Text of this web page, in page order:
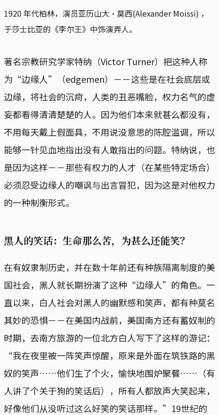
1920 年代柏林，演员亚历山大·莫西(Alexander Moissi) ，
于莎士比亚的《李尔王》中饰演弄人。
著名宗教研究学家特纳（Victor Turner）把这种人称
为“边缘人”（edgemen）－－这些是在社会底层或
边缘，将社会的沉疴，人类的丑恶嘴脸，权力名气的虚
妄都看得清清楚楚的人。因为他们本来就甚么都没有，
不用每天戴上假面具，不用说没意思的陈腔滥调，所以
能够一针见血地指出没有人敢指出的问题。特纳说，也
是因为这样－－那些有权力的人才（在某些特定场合）
必须忍受边缘人的嘲讽与出言冒犯，因为这是对他权力
的一种制衡形式。
黑人的笑话：生命那么苦，为甚么还能笑？
在有奴隶制历史，并在数十年前还有种族隔离制度的美
国社会，黑人就长期扮演了这种“边缘人”的角色。一
直以来，白人社会对黑人的幽默感和笑声，都有种莫名
其妙的恐惧－－在美国内战前，美国南方还有蓄奴制的
时期，去南方旅游的一位北方白人写下了这样的游记：
“我在夜里被一阵笑声惊醒，原来是外面在筑铁路的黑
奴的笑声……他们生了个火，愉快地围炉聚餐……（有
人讲了个关于狗的笑话后），所有人都放声大笑起来，
好像他们从没听过这么好笑的笑话那样。”19世纪的